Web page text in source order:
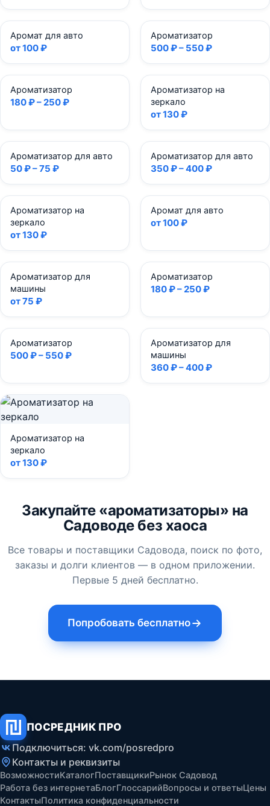
Аромат для авто
от 100 ₽
Ароматизатор
500 ₽ – 550 ₽
Ароматизатор
180 ₽ – 250 ₽
Ароматизатор на
зеркало
от 130 ₽
Ароматизатор для авто
50 ₽ – 75 ₽
Ароматизатор для авто
350 ₽ – 400 ₽
Ароматизатор на
зеркало
от 130 ₽
Аромат для авто
от 100 ₽
Ароматизатор для
машины
от 75 ₽
Ароматизатор
180 ₽ – 250 ₽
Ароматизатор
500 ₽ – 550 ₽
Ароматизатор для
машины
360 ₽ – 400 ₽
Ароматизатор на
зеркало
от 130 ₽
Закупайте «ароматизаторы» на
Садоводе без хаоса
Все товары и поставщики Садовода, поиск по фото,
заказы и долги клиентов — в одном приложении.
Первые 5 дней бесплатно.
Попробовать бесплатно
ПОСРЕДНИК ПРО
Подключиться: vk.com/posredpro
Контакты и реквизиты
ВозможностиКаталогПоставщикиРынок Садовод
Работа без интернетаБлогГлоссарийВопросы и ответыЦены
КонтактыПолитика конфиденциальности